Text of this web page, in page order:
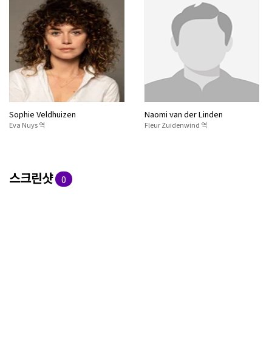
Sophie Veldhuizen
Eva Nuys 역
Naomi van der Linden
Fleur Zuidenwind 역
스크린샷 0